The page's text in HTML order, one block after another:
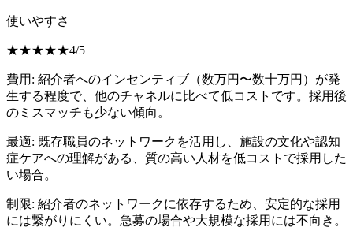
使いやすさ
★★★★★4/5
費用: 紹介者へのインセンティブ（数万円〜数十万円）が発
生する程度で、他のチャネルに比べて低コストです。採用後
のミスマッチも少ない傾向。
最適: 既存職員のネットワークを活用し、施設の文化や認知
症ケアへの理解がある、質の高い人材を低コストで採用した
い場合。
制限: 紹介者のネットワークに依存するため、安定的な採用
には繋がりにくい。急募の場合や大規模な採用には不向き。